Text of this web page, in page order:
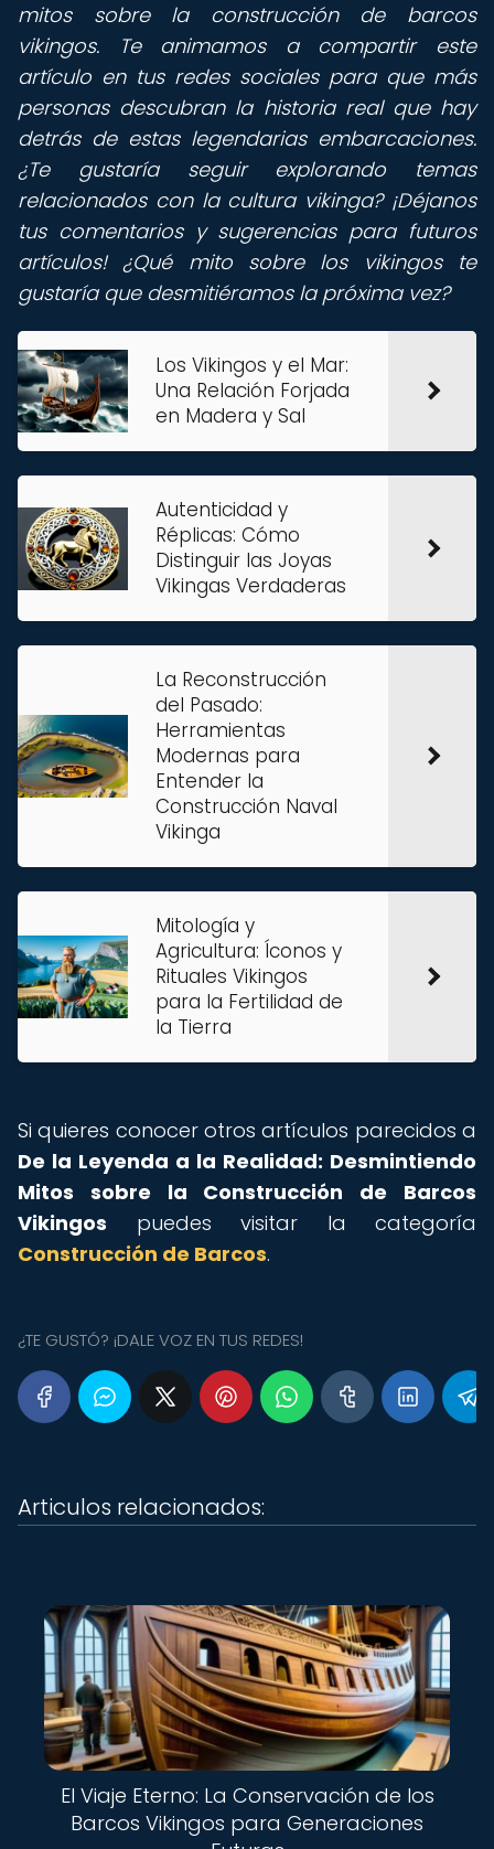
mitos sobre la construcción de barcos
vikingos. Te animamos a compartir este
artículo en tus redes sociales para que más
personas descubran la historia real que hay
detrás de estas legendarias embarcaciones.
¿Te gustaría seguir explorando temas
relacionados con la cultura vikinga? ¡Déjanos
tus comentarios y sugerencias para futuros
artículos! ¿Qué mito sobre los vikingos te
gustaría que desmitiéramos la próxima vez?
Los Vikingos y el Mar:
Una Relación Forjada
en Madera y Sal
Autenticidad y
Réplicas: Cómo
Distinguir las Joyas
Vikingas Verdaderas
La Reconstrucción
del Pasado:
Herramientas
Modernas para
Entender la
Construcción Naval
Vikinga
Mitología y
Agricultura: Íconos y
Rituales Vikingos
para la Fertilidad de
la Tierra
Si quieres conocer otros artículos parecidos a
De la Leyenda a la Realidad: Desmintiendo
Mitos sobre la Construcción de Barcos
Vikingos puedes visitar la categoría
Construcción de Barcos.
¿TE GUSTÓ? ¡DALE VOZ EN TUS REDES!
Articulos relacionados:
El Viaje Eterno: La Conservación de los
Barcos Vikingos para Generaciones